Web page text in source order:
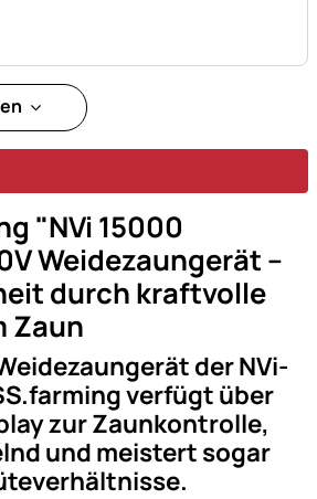
"NVi 15000
Weidezaungerät –
durch kraftvolle
Zaun
der NVi-
verfügt über
zur Zaunkontrolle,
und meistert sogar